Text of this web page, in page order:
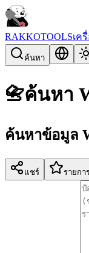
RAKKOTOOLSเค
ค้นหา
📇ค้นหา
ค้นหาข้อมูล
แชร์ รายกา